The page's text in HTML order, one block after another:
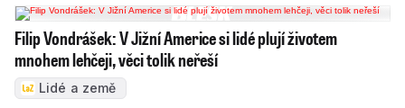
Filip Vondrášek: V Jižní Americe si lidé plují životem
mnohem lehčeji, věci tolik neřeší
Lidé a země